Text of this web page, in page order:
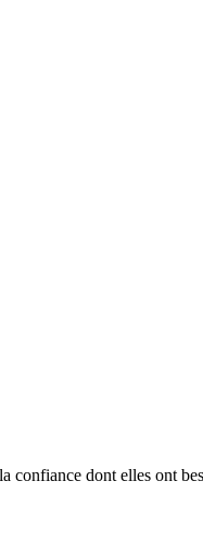
confiance dont elles ont